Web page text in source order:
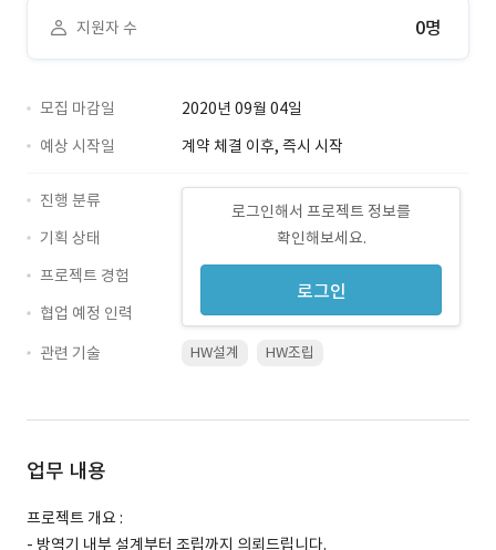
지원자 수 0명
모집 마감일
2020년 09월 04일
예상 시작일
계약 체결 이후, 즉시 시작
로그인해서 프로젝트 정보를
확인해보세요.
로그인
진행 분류
기획 상태
프로젝트 경험
협업 예정 인력
관련 기술
HW설계 HW조립
업무 내용
프로젝트 개요 :
- 방역기 내부 설계부터 조립까지 의뢰드립니다.